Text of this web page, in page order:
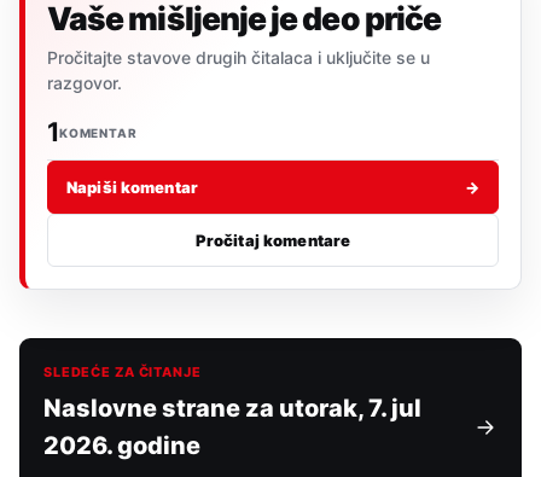
Vaše mišljenje je deo priče
Pročitajte stavove drugih čitalaca i uključite se u
razgovor.
1KOMENTAR
Napiši komentar →
Pročitaj komentare
SLEDEĆE ZA ČITANJE
Naslovne strane za utorak, 7. jul
2026. godine